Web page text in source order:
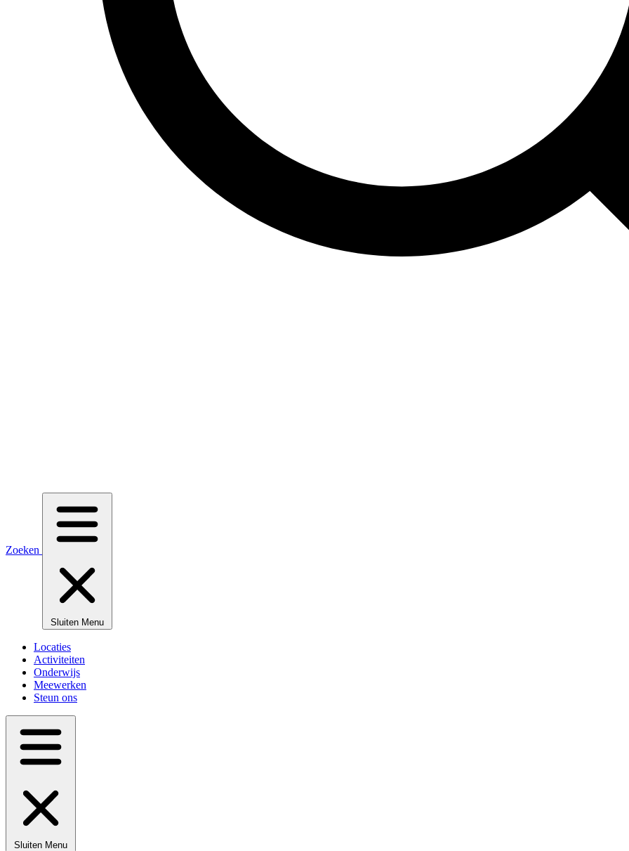
Zoeken
Sluiten Menu
Locaties
Activiteiten
Onderwijs
Meewerken
Steun ons
Sluiten Menu